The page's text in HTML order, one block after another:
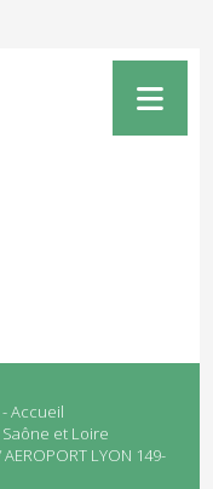
Accueil
et Loire
AEROPORT LYON 149-